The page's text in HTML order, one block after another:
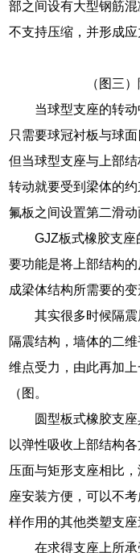
部之间设有大型钢筋
不支持压缩，并形成应
（图三
当球型支座的转
只需要球冠衬板与球
但当球型支座与上部
转动就要受到梁体的
氟板之间设置第二滑动
GJZ板式橡胶支
要功能是将上部结构
成梁体结构所需要的变
其实很多时候隔
隔震结构，墙体的二
维点受力，由此再加
（图。
圆型板式橡胶支
以弹性吸收上部结构
压面与矩形支座相比
座安装方便，可以不
样作用的其他类塑支座
在求得支座上所